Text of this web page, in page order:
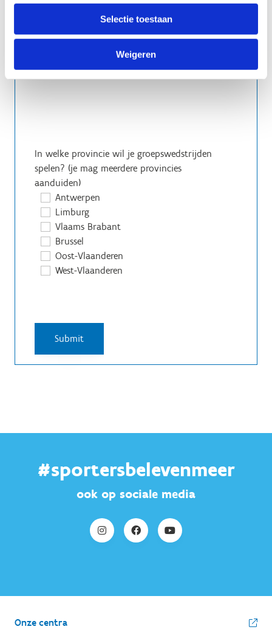
Selectie toestaan
Weigeren
Heb je reeds een klassement?
neen
In welke provincie wil je groepswedstrijden
spelen? (je mag meerdere provincies
aanduiden)
Antwerpen
Limburg
Vlaams Brabant
Brussel
Oost-Vlaanderen
West-Vlaanderen
#sportersbelevenmeer
ook op sociale media
Onze centra